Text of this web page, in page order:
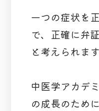
一つの症状を
で、正確に弁
と考えられます
中医学アカデ
の成長のため